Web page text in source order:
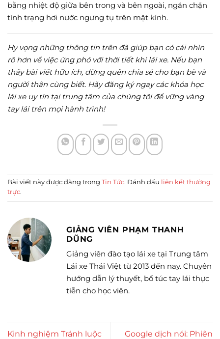
bằng nhiệt độ giữa bên trong và bên ngoài, ngăn chặn
tình trạng hơi nước ngưng tụ trên mặt kính.
Hy vọng những thông tin trên đã giúp bạn có cái nhìn
rõ hơn về việc ứng phó với thời tiết khi lái xe. Nếu bạn
thấy bài viết hữu ích, đừng quên chia sẻ cho bạn bè và
người thân cùng biết. Hãy đăng ký ngay các khóa học
lái xe uy tín tại trung tâm của chúng tôi để vững vàng
tay lái trên mọi hành trình!
Bài viết này được đăng trong Tin Tức. Đánh dấu liên kết thường
trực.
GIẢNG VIÊN PHẠM THANH
DŨNG
Giảng viên đào tạo lái xe tại Trung tâm
Lái xe Thái Việt từ 2013 đến nay. Chuyên
hướng dẫn lý thuyết, bổ túc tay lái thực
tiễn cho học viên.
Kinh nghiệm Tránh luộc Google dịch nói: Phiên